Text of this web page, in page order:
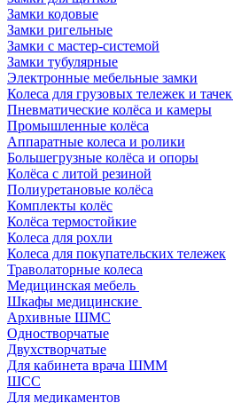
Замки кодовые
Замки ригельные
Замки с мастер-системой
Замки тубулярные
Электронные мебельные замки
Колеса для грузовых тележек и тачек
Пневматические колёса и камеры
Промышленные колёса
Аппаратные колеса и ролики
Большегрузные колёса и опоры
Колёса с литой резиной
Полиуретановые колёса
Комплекты колёс
Колёса термостойкие
Колеса для рохли
Колеса для покупательских тележек
Траволаторные колеса
Медицинская мебель
Шкафы медицинские
Архивные ШМС
Одностворчатые
Двухстворчатые
Для кабинета врача ШММ
ШСС
Для медикаментов